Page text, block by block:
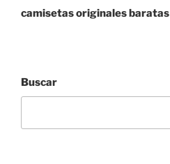
entrada
camisetas originales baratas
Buscar